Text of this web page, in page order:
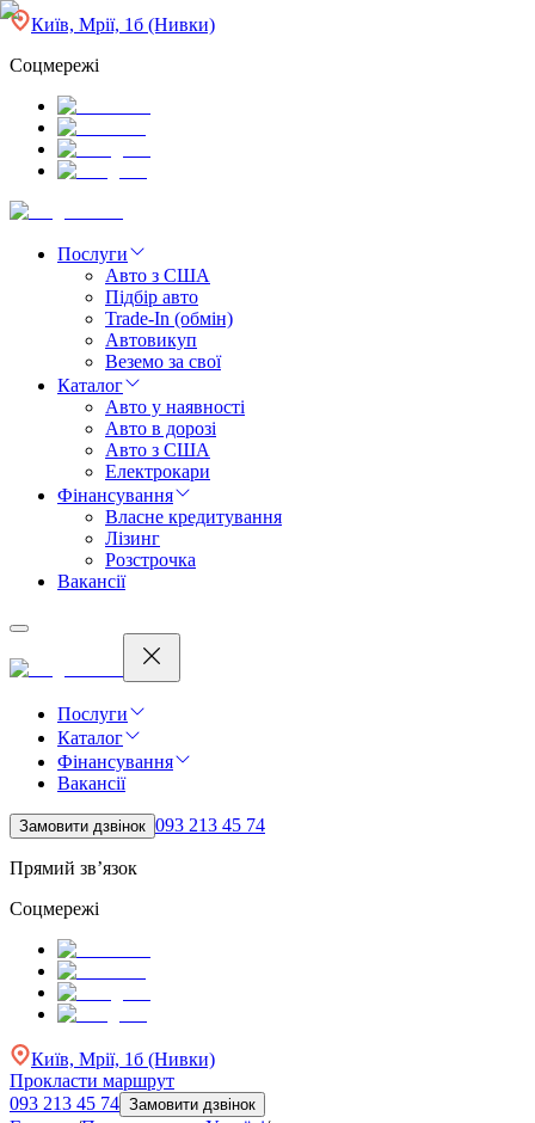
Київ, Мрії, 1б (Нивки)
Соцмережі
Послуги
Авто з США
Підбір авто
Trade-In (обмін)
Автовикуп
Веземо за свої
Каталог
Авто у наявності
Авто в дорозі
Авто з США
Електрокари
Фінансування
Власне кредитування
Лізинг
Розстрочка
Вакансії
Послуги
Каталог
Фінансування
Вакансії
Замовити дзвінок 093 213 45 74
Прямий зв’язок
Соцмережі
Київ, Мрії, 1б (Нивки)
Прокласти маршрут
093 213 45 74 Замовити дзвінок